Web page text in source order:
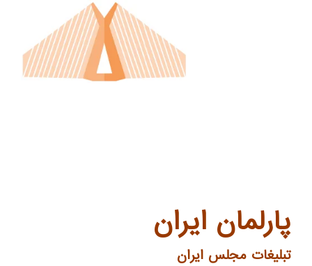
پارلمان ایران
تبلیغات مجلس ایران